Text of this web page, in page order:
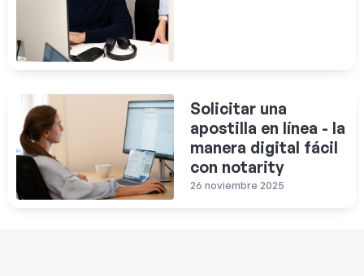
Solicitar una
apostilla en línea - la
manera digital fácil
con notarity
26 noviembre 2025